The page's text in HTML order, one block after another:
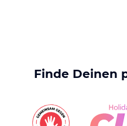
Finde Deinen